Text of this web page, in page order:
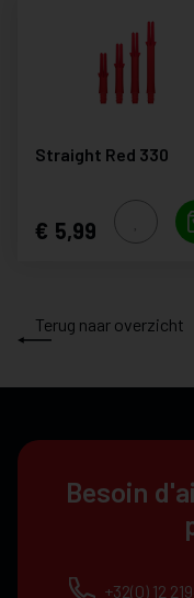
Straight Red 330
5,99
Terug naar overzicht
Besoin
+32(0) 12